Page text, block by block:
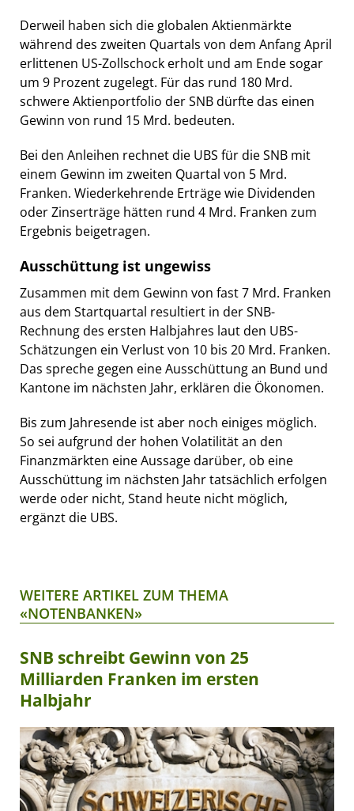
Derweil haben sich die globalen Aktienmärkte
während des zweiten Quartals von dem Anfang April
erlittenen US-Zollschock erholt und am Ende sogar
um 9 Prozent zugelegt. Für das rund 180 Mrd.
schwere Aktienportfolio der SNB dürfte das einen
Gewinn von rund 15 Mrd. bedeuten.
Bei den Anleihen rechnet die UBS für die SNB mit
einem Gewinn im zweiten Quartal von 5 Mrd.
Franken. Wiederkehrende Erträge wie Dividenden
oder Zinserträge hätten rund 4 Mrd. Franken zum
Ergebnis beigetragen.
Ausschüttung ist ungewiss
Zusammen mit dem Gewinn von fast 7 Mrd. Franken
aus dem Startquartal resultiert in der SNB-
Rechnung des ersten Halbjahres laut den UBS-
Schätzungen ein Verlust von 10 bis 20 Mrd. Franken.
Das spreche gegen eine Ausschüttung an Bund und
Kantone im nächsten Jahr, erklären die Ökonomen.
Bis zum Jahresende ist aber noch einiges möglich.
So sei aufgrund der hohen Volatilität an den
Finanzmärkten eine Aussage darüber, ob eine
Ausschüttung im nächsten Jahr tatsächlich erfolgen
werde oder nicht, Stand heute nicht möglich,
ergänzt die UBS.
WEITERE ARTIKEL ZUM THEMA
«NOTENBANKEN»
SNB schreibt Gewinn von 25
Milliarden Franken im ersten
Halbjahr